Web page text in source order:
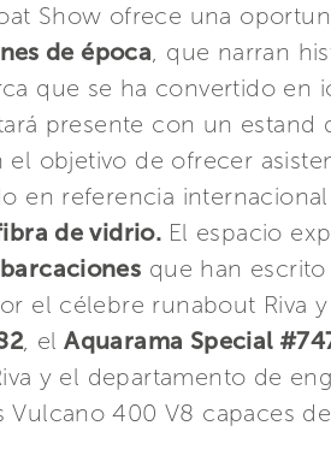
Show ofrece una
de época, que narran
que se ha convertido en
presente con un estand
el objetivo de ofrecer
en referencia
de vidrio. El espacio
que han
el célebre runabout Riva
, el Aquarama Special
y el departamento de
Vulcano 400 V8 capaces